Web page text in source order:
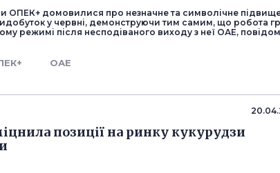
ОПЕК+ домовилися про незначне та символічне
у червні, демонструючи тим самим, що робота
режимі після несподіваного виходу з неї ОАЕ,
ОАЕ
позиції на ринку кукурудзи